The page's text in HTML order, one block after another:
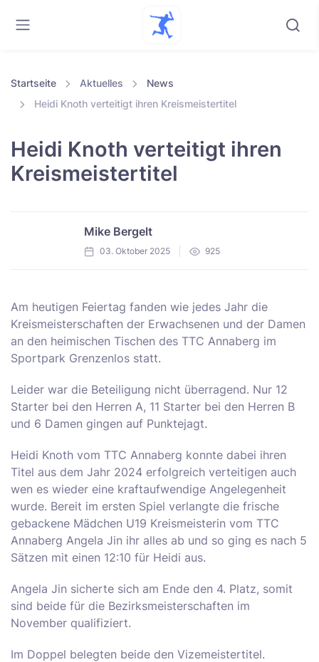
Startseite Aktuelles
News
Heidi Knoth verteitigt ihren Kreismeistertitel
Heidi Knoth verteitigt ihren
Kreismeistertitel
Mike Bergelt
03. Oktober 2025 925
Am heutigen Feiertag fanden wie jedes Jahr die
Kreismeisterschaften der Erwachsenen und der Damen
an den heimischen Tischen des TTC Annaberg im
Sportpark Grenzenlos statt.
Leider war die Beteiligung nicht überragend. Nur 12
Starter bei den Herren A, 11 Starter bei den Herren B
und 6 Damen gingen auf Punktejagt.
Heidi Knoth vom TTC Annaberg konnte dabei ihren
Titel aus dem Jahr 2024 erfolgreich verteitigen auch
wen es wieder eine kraftaufwendige Angelegenheit
wurde. Bereit im ersten Spiel verlangte die frische
gebackene Mädchen U19 Kreismeisterin vom TTC
Annaberg Angela Jin ihr alles ab und so ging es nach 5
Sätzen mit einen 12:10 für Heidi aus.
Angela Jin sicherte sich am Ende den 4. Platz, somit
sind beide für die Bezirksmeisterschaften im
November qualifiziert.
Im Doppel belegten beide den Vizemeistertitel.